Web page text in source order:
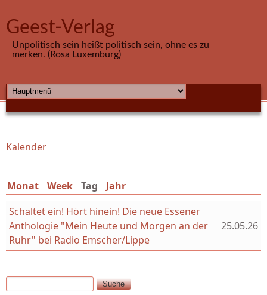
Geest-Verlag
Unpolitisch sein heißt politisch sein, ohne es zu
merken. (Rosa Luxemburg)
HAUPTMENÜ
Sie sind hier
Kalender
Monat Week Tag (aktiver Reiter)
Jahr
Schaltet ein! Hört hinein! Die neue Essener
Anthologie "Mein Heute und Morgen an der
Ruhr" bei Radio Emscher/Lippe
25.05.26
Suchformular
Suche